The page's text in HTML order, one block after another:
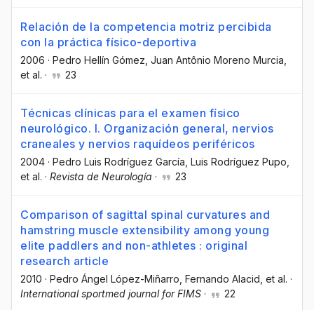
Relación de la competencia motriz percibida
con la práctica físico-deportiva
2006 · Pedro Hellín Gómez , Juan Antônio Moreno Murcia
et al. · 23
Técnicas clínicas para el examen físico
neurológico. I. Organización general, nervios
craneales y nervios raquídeos periféricos
2004 · Pedro Luis Rodríguez García , Luis Rodríguez Pupo
et al. · Revista de Neurología · 23
Comparison of sagittal spinal curvatures and
hamstring muscle extensibility among young
elite paddlers and non-athletes : original
research article
2010 · Pedro Ángel López-Miñarro, Fernando Alacid, et al. ·
International sportmed journal for FIMS · 22